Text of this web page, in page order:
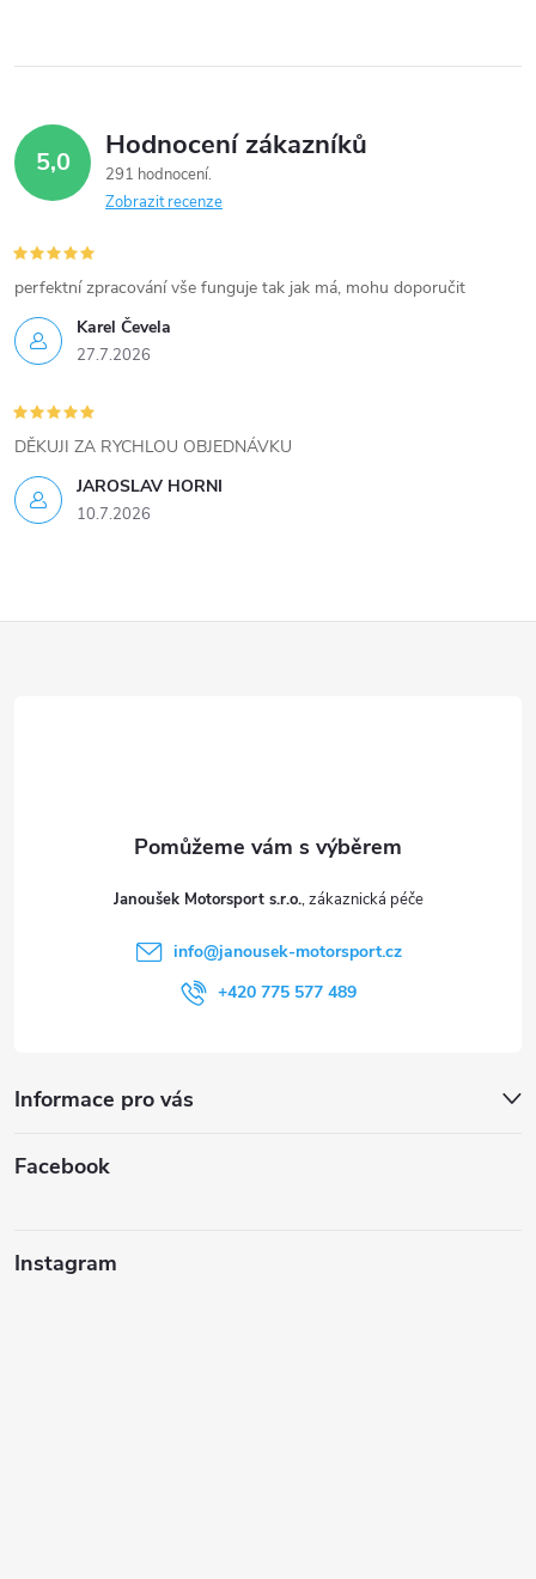
v
k
v
ý
p
i
s
u
5,0 Hodnocení zákazníků
291 hodnocení
Zobrazit recenze
Karel Čevela
27.7.2026
perfektní zpracování vše funguje tak jak má, mohu doporučit
JAROSLAV HORNI
10.7.2026
DĚKUJI ZA RYCHLOU OBJEDNÁVKU
Janoušek Motorsport s.r.o.
info@janousek-motorsport.cz
+420 775 577 489
Informace pro vás
Facebook
Instagram